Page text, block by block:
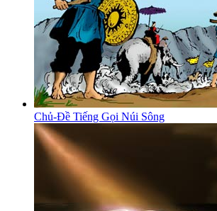
Chủ-Đề Tiếng Gọi Núi Sông